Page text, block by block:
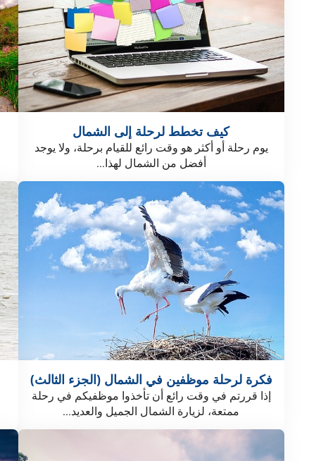
كيف تخطط لرحلة إلى الشمال
يوم رحلة أو أكثر هو وقت رائع للقيام برحلة، ولا يوجد
أفضل من الشمال لهذا...
فكرة لرحلة موظفين في الشمال (الجزء الثالث)
إذا قررتم في وقت رائع أن تأخذوا موظفيكم في رحلة
ممتعة، لزيارة الشمال الجميل والعديد...